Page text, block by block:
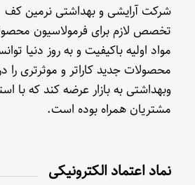
شرکت آرایشی و بهداشتی نرمین کف
تخصص لازم برای فرمولاسیون
مواد اولیه باکیفیت و به روز دنیا
محصولات جدید کاراتر و موثرتری را
وبهداشتی به بازار عرضه کند که با
مشتریان همراه بوده است.
نماد اعتماد الکترونیکی